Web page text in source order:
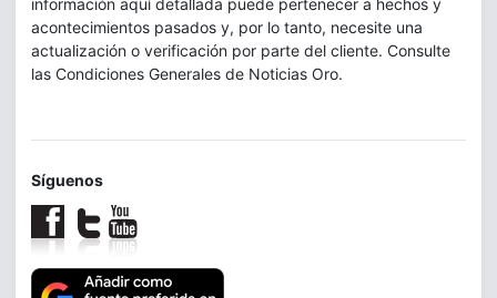
acontecimientos pasados y, por lo tanto, necesite una
actualización o verificación por parte del cliente. Consulte
las Condiciones Generales de Noticias Oro.
Síguenos